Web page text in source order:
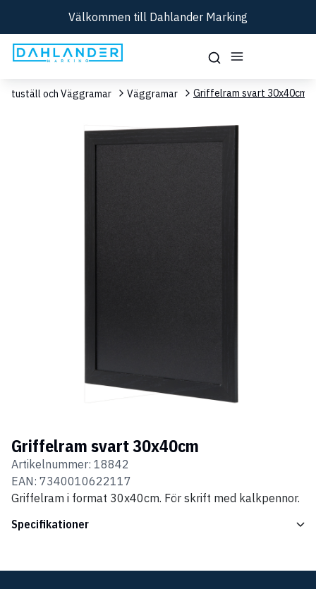
Välkommen till Dahlander Marking
och Väggramar Väggramar Griffelram svart 30x40cm
Griffelram svart 30x40cm
Artikelnummer: 18842
EAN: 7340010622117
Griffelram i format 30x40cm. För skrift med kalkpennor.
Specifikationer